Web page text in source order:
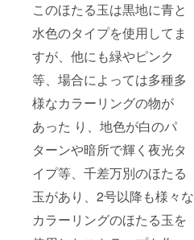
このほたる玉は黒地に青と
水色のタイプを使用してま
すが、他にも緑やピンク
等、場合によっては多種多
様なカラーリングの物が
あった り、地色が白のパ
ターンや暗所で輝く夜光タ
イプ等、千差万別のほたる
玉があり、2号以降も様々な
カラーリングのほたる玉を